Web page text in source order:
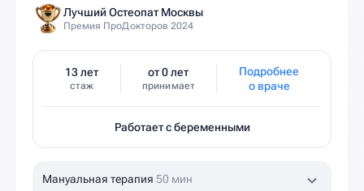
Лучший Остеопат Москвы
Премия ПроДокторов 2024
13 лет
стаж
от 0 лет
принимает
Подробнее
о враче
Работает с беременными
Мануальная терапия 50 мин